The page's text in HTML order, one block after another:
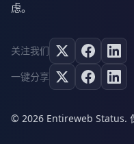
虑。
关注我们
一键分享
© 2026 Entireweb Status.